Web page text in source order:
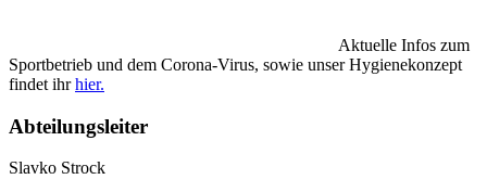
Aktuelle Infos zum
Sportbetrieb und dem Corona-Virus, sowie unser Hygienekonzept
findet ihrhier.
Abteilungsleiter
Slavko Strock